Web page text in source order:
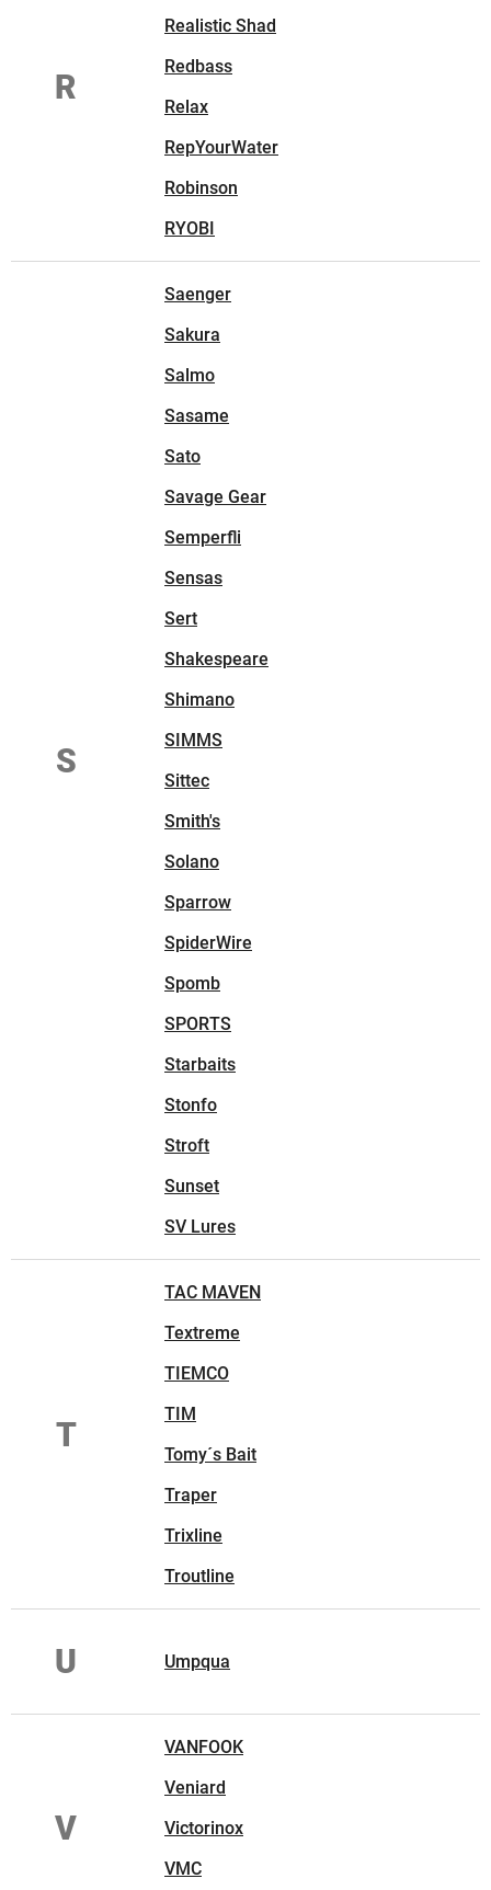
R
Realistic Shad
Redbass
Relax
RepYourWater
Robinson
RYOBI
S
Saenger
Sakura
Salmo
Sasame
Sato
Savage Gear
Semperfli
Sensas
Sert
Shakespeare
Shimano
SIMMS
Sittec
Smith's
Solano
Sparrow
SpiderWire
Spomb
SPORTS
Starbaits
Stonfo
Stroft
Sunset
SV Lures
T
TAC MAVEN
Textreme
TIEMCO
TIM
Tomy´s Bait
Traper
Trixline
Troutline
U Umpqua
V
VANFOOK
Veniard
Victorinox
VMC